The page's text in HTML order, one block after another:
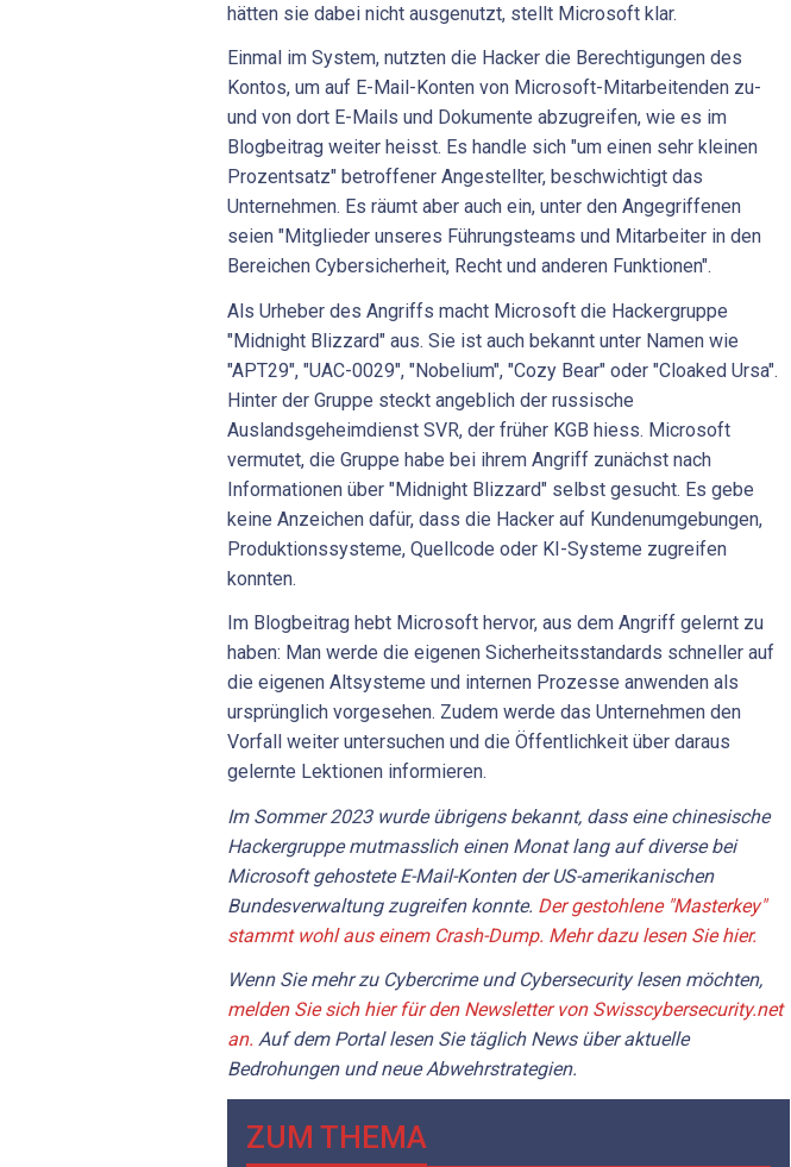
hätten sie dabei nicht ausgenutzt, stellt Microsoft klar.
Einmal im System, nutzten die Hacker die Berechtigungen des
Kontos, um auf E-Mail-Konten von Microsoft-Mitarbeitenden zu-
und von dort E-Mails und Dokumente abzugreifen, wie es im
Blogbeitrag weiter heisst. Es handle sich "um einen sehr kleinen
Prozentsatz" betroffener Angestellter, beschwichtigt das
Unternehmen. Es räumt aber auch ein, unter den Angegriffenen
seien "Mitglieder unseres Führungsteams und Mitarbeiter in den
Bereichen Cybersicherheit, Recht und anderen Funktionen".
Als Urheber des Angriffs macht Microsoft die Hackergruppe
"Midnight Blizzard" aus. Sie ist auch bekannt unter Namen wie
"APT29", "UAC-0029", "Nobelium", "Cozy Bear" oder "Cloaked Ursa".
Hinter der Gruppe steckt angeblich der russische
Auslandsgeheimdienst SVR, der früher KGB hiess. Microsoft
vermutet, die Gruppe habe bei ihrem Angriff zunächst nach
Informationen über "Midnight Blizzard" selbst gesucht. Es gebe
keine Anzeichen dafür, dass die Hacker auf Kundenumgebungen,
Produktionssysteme, Quellcode oder KI-Systeme zugreifen
konnten.
Im Blogbeitrag hebt Microsoft hervor, aus dem Angriff gelernt zu
haben: Man werde die eigenen Sicherheitsstandards schneller auf
die eigenen Altsysteme und internen Prozesse anwenden als
ursprünglich vorgesehen. Zudem werde das Unternehmen den
Vorfall weiter untersuchen und die Öffentlichkeit über daraus
gelernte Lektionen informieren.
Im Sommer 2023 wurde übrigens bekannt, dass eine chinesische
Hackergruppe mutmasslich einen Monat lang auf diverse bei
Microsoft gehostete E-Mail-Konten der US-amerikanischen
Bundesverwaltung zugreifen konnte. Der gestohlene "Masterkey"
stammt wohl aus einem Crash-Dump. Mehr dazu lesen Sie hier.
Wenn Sie mehr zu Cybercrime und Cybersecurity lesen möchten,
melden Sie sich hier für den Newsletter von Swisscybersecurity.net
an. Auf dem Portal lesen Sie täglich News über aktuelle
Bedrohungen und neue Abwehrstrategien.
ZUM THEMA